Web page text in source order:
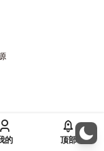
的 顶部